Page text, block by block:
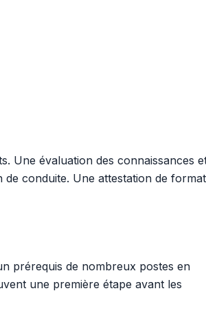
Une évaluation des connaissances
conduite. Une attestation de
prérequis de nombreux postes en
une première étape avant les